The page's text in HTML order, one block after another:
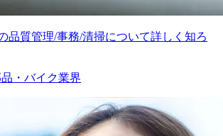
品質管理/事務/清掃について詳しく知ろ
・バイク業界